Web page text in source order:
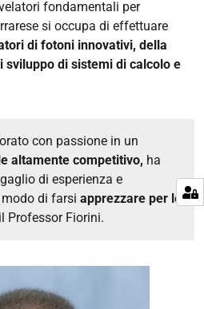
fondamentali per
si occupa di effettuare
di fotoni innovativi, della
sviluppo di sistemi di calcolo e
con passione in un
altamente competitivo, ha
di esperienza e
di farsi apprezzare per le
Professor Fiorini.